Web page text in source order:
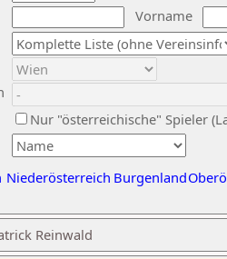
Vorname
Nur "österreichische" Spieler
Niederösterreich Burgenland
Reinwald